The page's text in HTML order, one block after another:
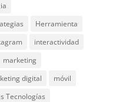
Herramienta
interactividad
marketing
digital
móvil
Tecnologías